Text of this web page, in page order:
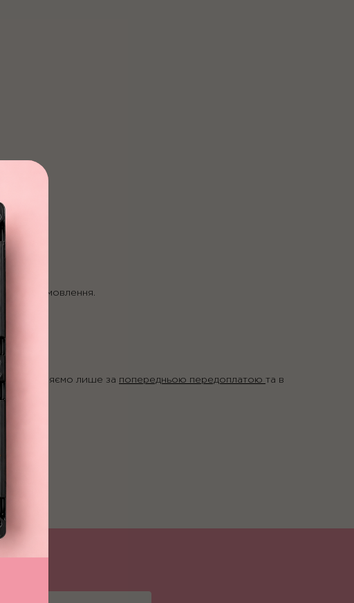
замовлення.
доставляємо лише за попередньою передоплатою та в